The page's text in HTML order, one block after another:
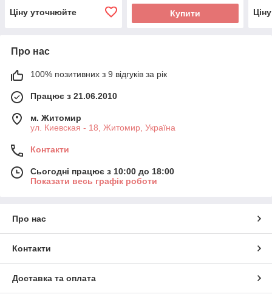
Ціну уточнюйте Купити
Про нас
100% позитивних з 9 відгуків за рік
Працює з 21.06.2010
м. Житомир
ул. Киевская - 18, Житомир, Україна
Контакти
Сьогодні працює з 10:00 до 18:00
Показати весь графік роботи
Про нас
Контакти
Доставка та оплата